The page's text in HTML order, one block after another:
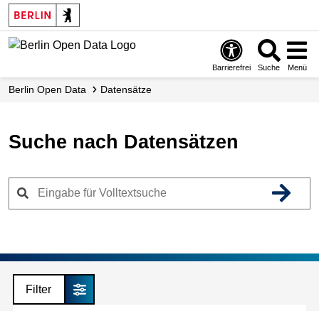
Skip
to
main
Barrierefrei Suche Menü
Berlin Open Data Datensätze
Suche nach Datensätzen
Filter